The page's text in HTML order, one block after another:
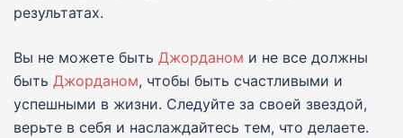
результатах.
Вы не можете быть Джорданом и не все должны
быть Джорданом, чтобы быть счастливыми и
успешными в жизни. Следуйте за своей звездой,
верьте в себя и наслаждайтесь тем, что делаете.